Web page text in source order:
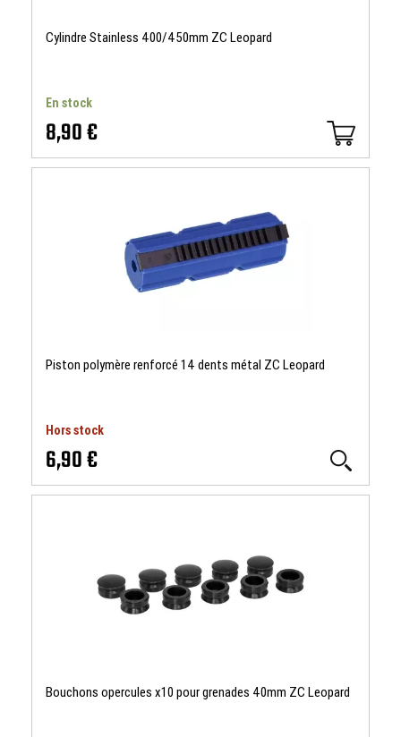
Cylindre Stainless 400/450mm ZC Leopard
En stock
8,90 €
Piston polymère renforcé 14 dents métal ZC Leopard
Hors stock
6,90 €
Bouchons opercules x10 pour grenades 40mm ZC Leopard